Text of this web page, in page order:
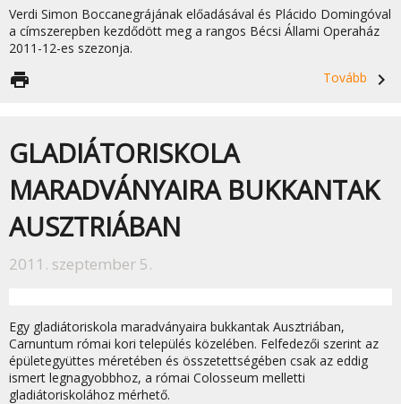
Verdi Simon Boccanegrájának előadásával és Plácido Domingóval
a címszerepben kezdődött meg a rangos Bécsi Állami Operaház
2011-12-es szezonja.
Tovább
navigate_next
print
GLADIÁTORISKOLA
MARADVÁNYAIRA BUKKANTAK
AUSZTRIÁBAN
2011. szeptember 5.
Egy gladiátoriskola maradványaira bukkantak Ausztriában,
Carnuntum római kori település közelében. Felfedezői szerint az
épületegyüttes méretében és összetettségében csak az eddig
ismert legnagyobbhoz, a római Colosseum melletti
gladiátoriskolához mérhető.